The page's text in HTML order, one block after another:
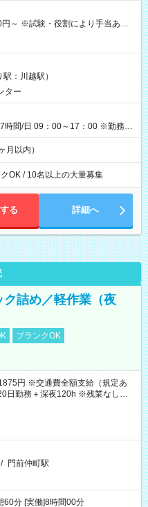
即給（前払い）オプションあ
から1週間ほどで給与の一部を受け
17:30（休憩1時間） 時給1,300円
費 ※当日の役割により時給＋100
～13:30（休憩なし） 時給1,300
収8,400円＋交通費 【試用期
：川越駅）
ター
時間/日 09：00～17：00 ※勤務時
。
月以内）
OK / 10名以上の大量募集
る 詳細へ
詰め／軽作業（夜
ブランクOK
円 ※交通費全額支給（規定あ
日勤務＋深夜120h ※残業なしの場
/ 門前仲町駅
60分 [実働]8時間00分